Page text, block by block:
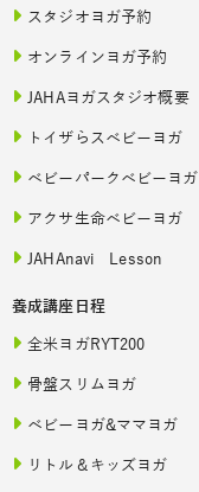
スタジオヨガ予約
オンラインヨガ予約
JAHAヨガスタジオ概要
トイザらスベビーヨガ
ベビーパークベビーヨガ
アクサ生命ベビーヨガ
JAHAnavi Lesson
養成講座日程
全米ヨガRYT200
骨盤スリムヨガ
ベビーヨガ&ママヨガ
リトル＆キッズヨガ